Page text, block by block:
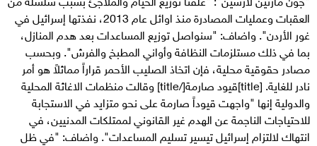
العقبات وعمليات المصادرة منذ اوائل عام 2013، نفذتها إسرائيل في
غور الأردن". واضاف: "سنواصل توزيع المساعدات بعد هدم المنازل،
بما في ذلك مستلزمات النظافة وأواني المطبخ والفرش". وبحسب
مصادر حقوقية محلية، فإن اتخاذ الصليب الأحمر قراراً مماثلاً هو أمر
نادر للغاية. [title]قيود صارمة[/title] وقالت منظمات الاغاثة المحلية
والدولية إنها "واجهت قيوداً صارمة على نحو متزايد في الاستجابة
للاحتياجات الناجمة عن الهدم غير القانوني لممتلكات المدنيين، في
انتهاك لالتزام إسرائيل تيسير تسليم المساعدات". واضاف: "في ظل